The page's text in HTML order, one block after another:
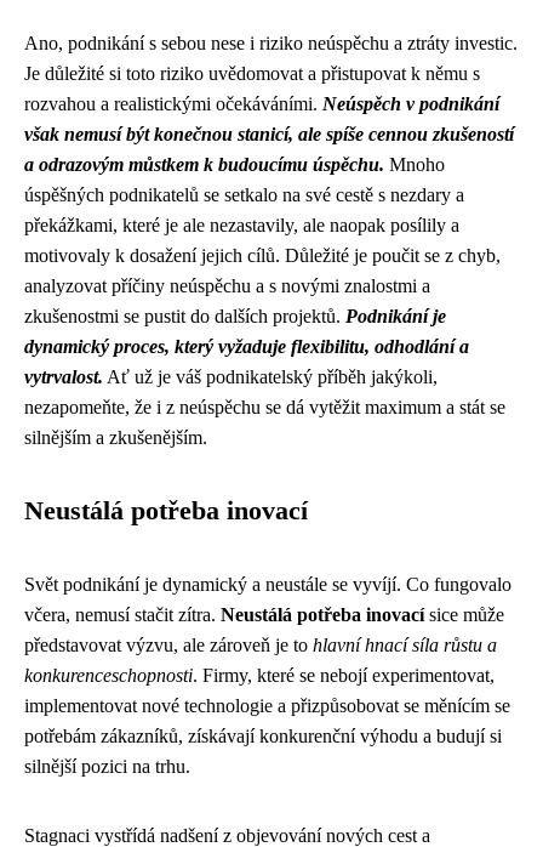
Ano, podnikání s sebou nese i riziko neúspěchu a ztráty investic.
Je důležité si toto riziko uvědomovat a přistupovat k němu s
rozvahou a realistickými očekáváními. Neúspěch v podnikání
však nemusí být konečnou stanicí, ale spíše cennou zkušeností
a odrazovým můstkem k budoucímu úspěchu. Mnoho
úspěšných podnikatelů se setkalo na své cestě s nezdary a
překážkami, které je ale nezastavily, ale naopak posílily a
motivovaly k dosažení jejich cílů. Důležité je poučit se z chyb,
analyzovat příčiny neúspěchu a s novými znalostmi a
zkušenostmi se pustit do dalších projektů. Podnikání je
dynamický proces, který vyžaduje flexibilitu, odhodlání a
vytrvalost. Ať už je váš podnikatelský příběh jakýkoli,
nezapomeňte, že i z neúspěchu se dá vytěžit maximum a stát se
silnějším a zkušenějším.
Neustálá potřeba inovací
Svět podnikání je dynamický a neustále se vyvíjí. Co fungovalo
včera, nemusí stačit zítra. Neustálá potřeba inovacísice může
představovat výzvu, ale zároveň je to hlavní hnací síla růstu a
konkurenceschopnosti. Firmy, které se nebojí experimentovat,
implementovat nové technologie a přizpůsobovat se měnícím se
potřebám zákazníků, získávají konkurenční výhodu a budují si
silnější pozici na trhu.
Stagnaci vystřídá nadšení z objevování nových cest a